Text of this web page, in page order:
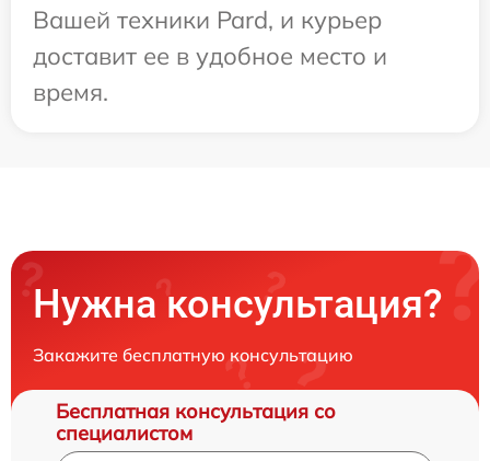
Вашей техники Pard, и курьер
доставит ее в удобное место и
время.
Нужна консультация?
Закажите бесплатную консультацию
Бесплатная консультация со
специалистом